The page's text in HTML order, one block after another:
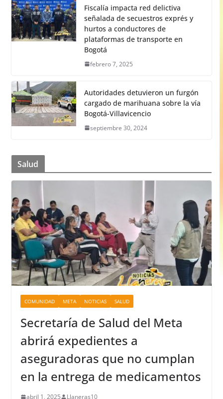
Fiscalía impacta red delictiva
señalada de secuestros exprés y
hurtos a conductores de
plataformas de transporte en
Bogotá
febrero 7, 2025
Autoridades detuvieron un furgón
cargado de marihuana sobre la vía
Bogotá-Villavicencio
septiembre 30, 2024
Salud
COMUNIDAD META NOTICIAS SALUD
Secretaría de Salud del Meta
abrirá expedientes a
aseguradoras que no cumplan
en la entrega de medicamentos
abril 1, 2025 Llaneras10